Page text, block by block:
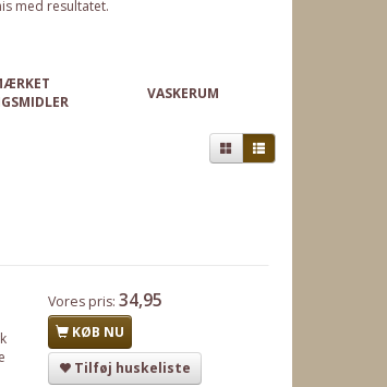
med resultatet.
VASKERUM
Vores pris: 34,95
KØB NU
Tilføj huskeliste